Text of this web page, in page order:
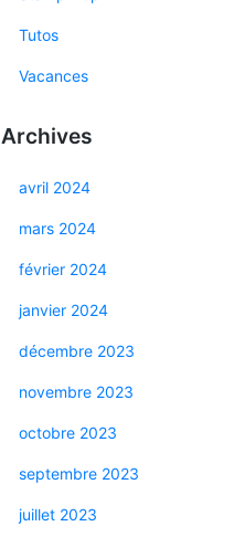
Tutos
Vacances
Archives
avril 2024
mars 2024
février 2024
janvier 2024
décembre 2023
novembre 2023
octobre 2023
septembre 2023
juillet 2023